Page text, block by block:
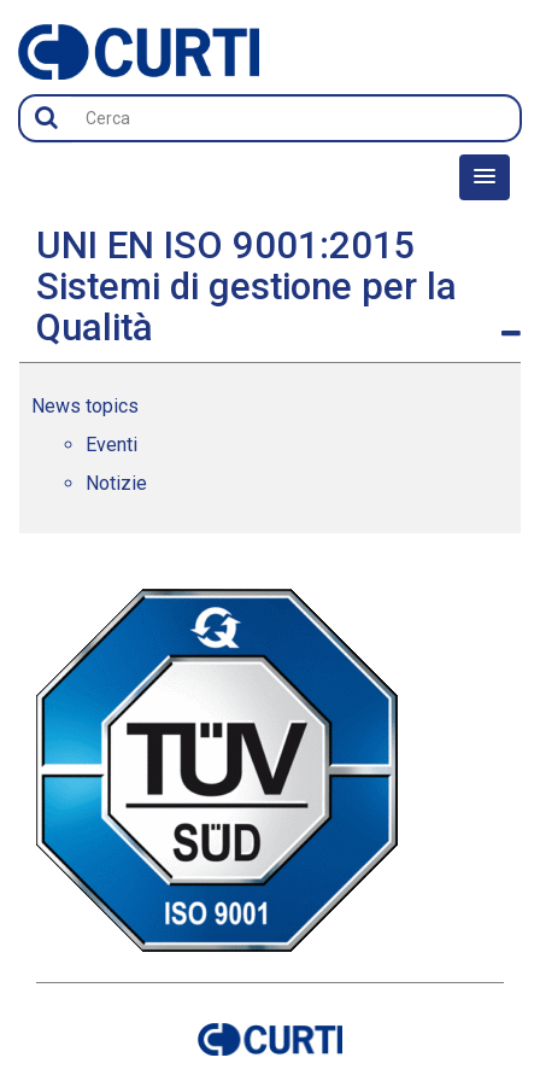
UNI EN ISO 9001:2015
Sistemi di gestione per la
Qualità
News topics
Eventi
Notizie